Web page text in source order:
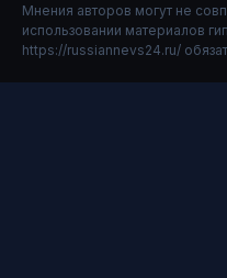
Мнения авторов могут не
использовании материалов
https://russiannevs24.ru/